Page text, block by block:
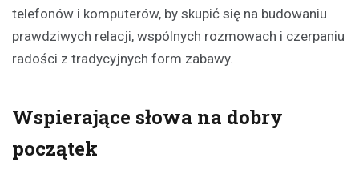
telefonów i komputerów, by skupić się na budowaniu
prawdziwych relacji, wspólnych rozmowach i czerpaniu
radości z tradycyjnych form zabawy.
Wspierające słowa na dobry
początek